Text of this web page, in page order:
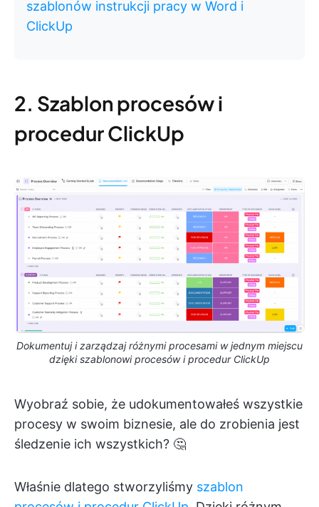
szablonów instrukcji pracy w Word i
ClickUp
2. Szablon procesów i
procedur ClickUp
Dokumentuj i zarządzaj różnymi procesami w jednym miejscu
dzięki szablonowi procesów i procedur ClickUp
Wyobraź sobie, że udokumentowałeś wszystkie
procesy w swoim biznesie, ale do zrobienia jest
śledzenie ich wszystkich? 🤔
Właśnie dlatego stworzyliśmy szablon